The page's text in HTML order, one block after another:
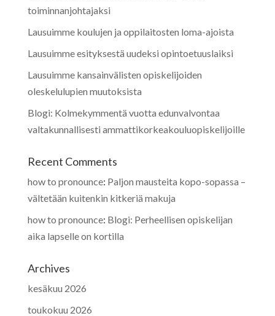
toiminnanjohtajaksi
Lausuimme koulujen ja oppilaitosten loma-ajoista
Lausuimme esityksestä uudeksi opintoetuuslaiksi
Lausuimme kansainvälisten opiskelijoiden
oleskelulupien muutoksista
Blogi: Kolmekymmentä vuotta edunvalvontaa
valtakunnallisesti ammattikorkeakouluopiskelijoille
Recent Comments
how to pronounce: Paljon mausteita kopo-sopassa –
vältetään kuitenkin kitkeriä makuja
how to pronounce: Blogi: Perheellisen opiskelijan
aika lapselle on kortilla
Archives
kesäkuu 2026
toukokuu 2026